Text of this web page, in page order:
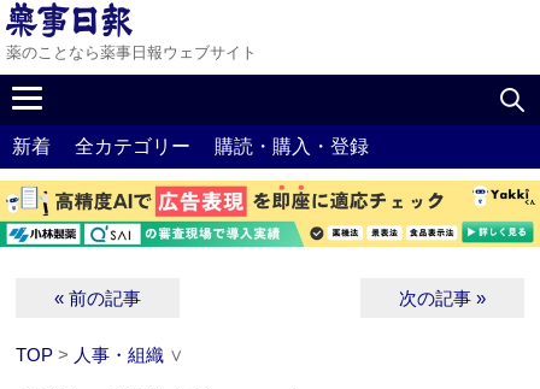
薬のことなら薬事日報ウェブサイト
新着 全カテゴリー 購読・購入・登録
« 前の記事 次の記事 »
TOP > 人事・組織 ∨